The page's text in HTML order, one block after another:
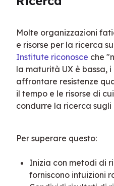
Molte organizzazioni
e risorse per la ricerca
Institute riconosce che
la maturità UX è bassa,
affrontare resistenze
il tempo e le risorse di
condurre la ricerca sugli
Per superare questo:
Inizia con metodi di
forniscono intuizioni